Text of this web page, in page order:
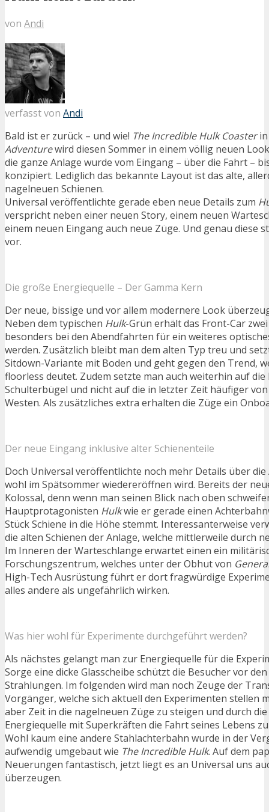
von Andi
verfasst von Andi
Bald ist er zurück – und wie! The Incredible Hulk Coaster
Adventurewird diesen Sommer in einem völlig neuen
die ganze Anlage wurde vom Eingang – über die Fahrt –
konzipiert. Lediglich das bekannte Layout ist das alte,
nagelneuen Schienen.
Universal veröffentlichte gerade eben neue Details zum
verspricht neben einer neuen Story, einem neuen
einem neuen Eingang auch neue Züge. Und genau diese
vor.
Die große Energiequelle – Der Gamma Kern
Der neue, bissige und vor allem modernere Look
Neben dem typischen Hulk-Grün erhält das Front-Car zwei
besonders bei den Abendfahrten für ein weiteres
werden. Zusätzlich bleibt man dem alten Typ treu und
Sitdown-Variante mit Boden und geht gegen den Trend,
floorless deutet. Zudem setzte man auch weiterhin auf die
Schulterbügel und nicht auf die in letzter Zeit häufiger
Westen. Als zusätzliches extra erhalten die Züge ein
Der neue Eingang inklusive alter Schienenteile
Doch Universal veröffentlichte noch mehr Details über die
wohl im Spätsommer wiedereröffnen wird. Bereits der
Kolossal, denn wenn man seinen Blick nach oben
Hauptprotagonisten Hulkwie er gerade einen
Stück Schiene in die Höhe stemmt. Interessanterweise
die alten Schienen der Anlage, welche mittlerweile durch
Im Inneren der Warteschlange erwartet einen ein
Forschungszentrum, welches unter der Obhut von
High-Tech Ausrüstung führt er dort fragwürdige
alles andere als ungefährlich wirken.
Was hier wohl für Experimente durchgeführt werden?
Als nächstes gelangt man zur Energiequelle für die
Sorge eine dicke Glasscheibe schützt die Besucher vor
Strahlungen. Im folgenden wird man noch Zeuge der
Vorgänger, welche sich aktuell den Experimenten stellen
aber Zeit in die nagelneuen Züge zu steigen und durch
Energiequelle mit Superkräften die Fahrt seines Lebens
Wohl kaum eine andere Stahlachterbahn wurde in der
aufwendig umgebaut wie The Incredible Hulk. Auf dem
Neuerungen fantastisch, jetzt liegt es an Universal uns
überzeugen.